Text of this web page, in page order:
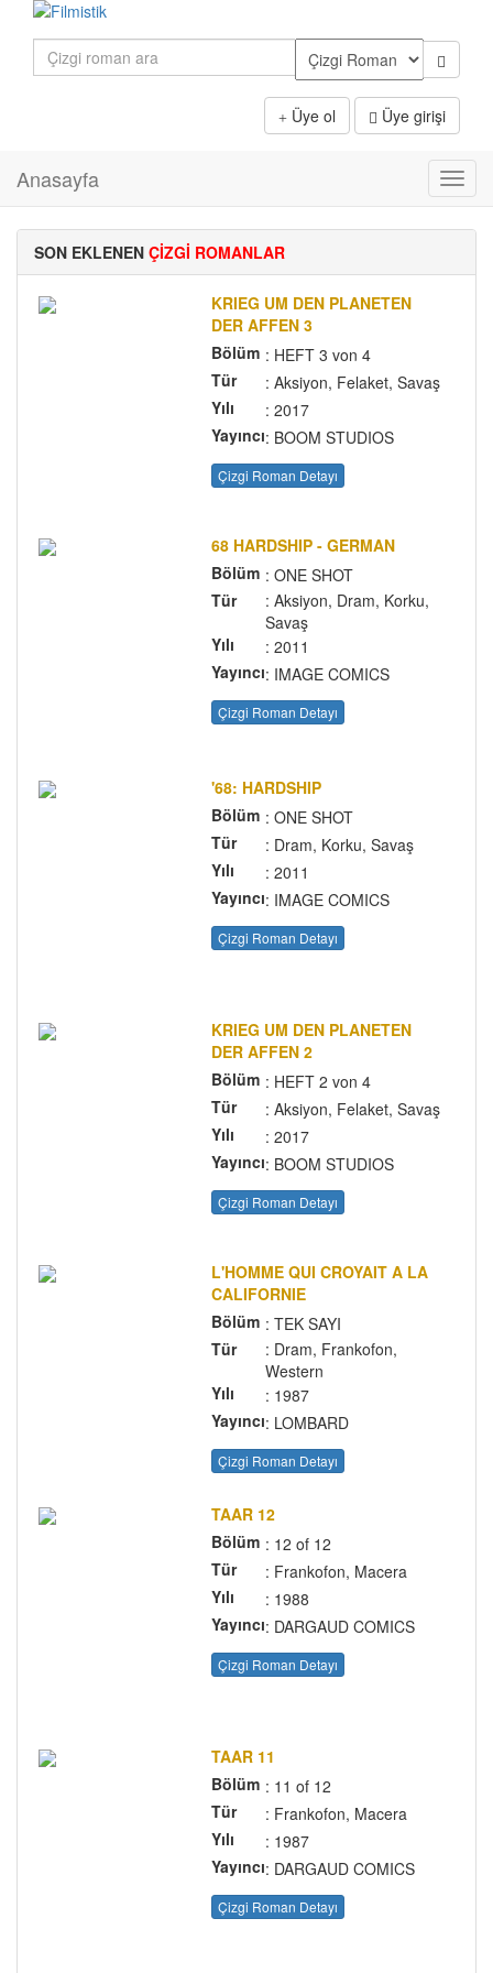
Üye ol Üye girişi
Anasayfa
SON EKLENEN ÇİZGİ ROMANLAR
KRIEG UM DEN PLANETEN
DER AFFEN 3
Bölüm : HEFT 3 von 4
Tür
: Aksiyon, Felaket, Savaş
Yılı
: 2017
Yayıncı: BOOM STUDIOS
Çizgi Roman Detayı
68 HARDSHIP - GERMAN
Bölüm : ONE SHOT
Tür
: Aksiyon, Dram, Korku,
Savaş
Yılı
: 2011
Yayıncı: IMAGE COMICS
Çizgi Roman Detayı
'68: HARDSHIP
Bölüm : ONE SHOT
Tür
: Dram, Korku, Savaş
Yılı
: 2011
Yayıncı: IMAGE COMICS
Çizgi Roman Detayı
KRIEG UM DEN PLANETEN
DER AFFEN 2
Bölüm : HEFT 2 von 4
Tür
: Aksiyon, Felaket, Savaş
Yılı
: 2017
Yayıncı: BOOM STUDIOS
Çizgi Roman Detayı
L'HOMME QUI CROYAIT A LA
CALIFORNIE
Bölüm : TEK SAYI
Tür
: Dram, Frankofon,
Western
Yılı
: 1987
Yayıncı: LOMBARD
Çizgi Roman Detayı
TAAR 12
Bölüm : 12 of 12
Tür
: Frankofon, Macera
Yılı
: 1988
Yayıncı: DARGAUD COMICS
Çizgi Roman Detayı
TAAR 11
Bölüm : 11 of 12
Tür
: Frankofon, Macera
Yılı
: 1987
Yayıncı: DARGAUD COMICS
Çizgi Roman Detayı